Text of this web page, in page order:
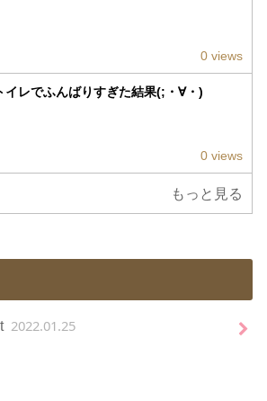
0 views
イレでふんばりすぎた結果(;・∀・)
0 views
もっと見る
2022.01.25